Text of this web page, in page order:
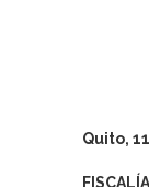
Quito,